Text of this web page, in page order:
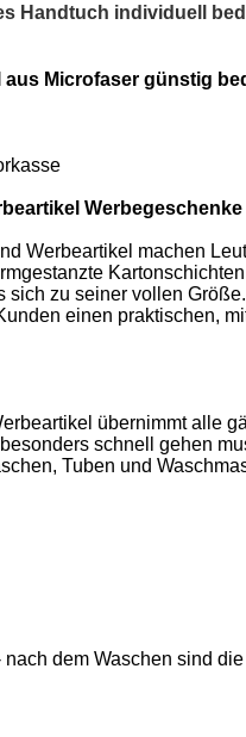
Handtuch individuell
Microfaser günstig
Werbegeschenke
Werbeartikel machen
sich zu seiner vollen
einen praktischen,
übernimmt alle
schnell gehen
Tuben und
dem Waschen sind